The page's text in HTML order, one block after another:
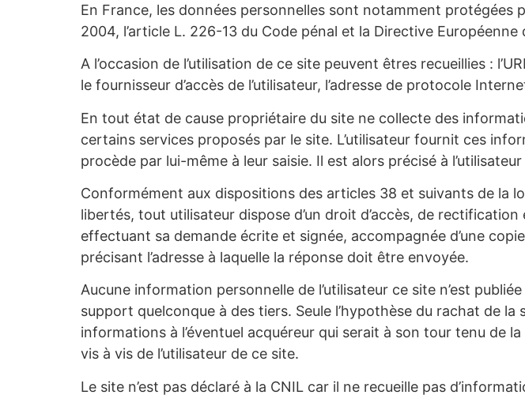
En France, les données personnelles sont notamment protégées
2004, l’article L. 226-13 du Code pénal et la Directive
A l’occasion de l’utilisation de ce site peuvent êtres recueillies :
le fournisseur d’accès de l’utilisateur, l’adresse de protocole
En tout état de cause propriétaire du site ne collecte des
certains services proposés par le site. L’utilisateur fournit ces
procède par lui-même à leur saisie. Il est alors précisé à
Conformément aux dispositions des articles 38 et suivants de la
libertés, tout utilisateur dispose d’un droit d’accès, de
effectuant sa demande écrite et signée, accompagnée d’une
précisant l’adresse à laquelle la réponse doit être envoyée.
Aucune information personnelle de l’utilisateur ce site n’est
support quelconque à des tiers. Seule l’hypothèse du rachat de
informations à l’éventuel acquéreur qui serait à son tour tenu de
vis à vis de l’utilisateur de ce site.
Le site n’est pas déclaré à la CNIL car il ne recueille pas